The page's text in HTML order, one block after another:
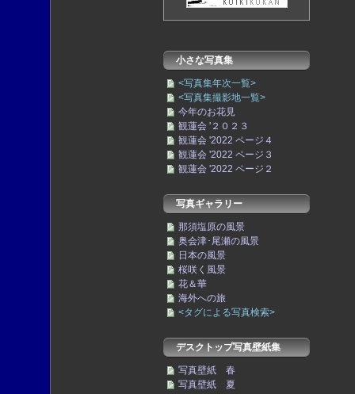
小さな写真集
<写真集年次一覧>
<写真集撮影地一覧>
今年のお花見
観蓮会 '２０２３
観蓮会 '2022 ページ４
観蓮会 '2022 ページ３
観蓮会 '2022 ページ２
写真ギャラリー
那須塩原の風景
奥会津･尾瀬の風景
日本の風景
桜咲く風景
花＆華
海外への旅
<タグによる写真検索>
デスクトップ写真壁紙集
写真壁紙 春
写真壁紙 夏